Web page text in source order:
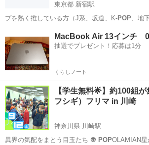
東京都 新宿駅
プを熱く推している方（J系、坂道、K-POP 、地
問！） ・色んな…
MacBook Air 13インチ 0
抽選でプレゼント！応募は1分
くらしノート
【学生無料🌟】約100組
フシギ）フリマ in 川崎
神奈川県 川崎駅
異界の気配をまとう目玉たち 👽 POPOLAMIAN星